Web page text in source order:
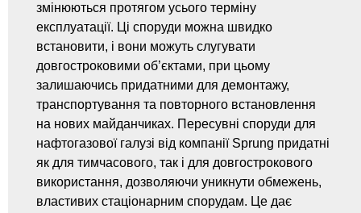
змінюються протягом усього терміну
експлуатації. Ці споруди можна швидко
встановити, і вони можуть слугувати
довгостроковими об’єктами, при цьому
залишаючись придатними для демонтажу,
транспортування та повторного встановлення
на нових майданчиках. Пересувні споруди для
нафтогазової галузі від компанії Sprung придатні
як для тимчасового, так і для довгострокового
використання, дозволяючи уникнути обмежень,
властивих стаціонарним спорудам. Це дає